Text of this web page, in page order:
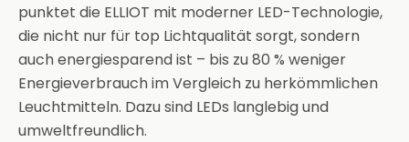
punktet die ELLIOT mit moderner LED-Technologie,
die nicht nur für top Lichtqualität sorgt, sondern
auch energiesparend ist – bis zu 80 % weniger
Energieverbrauch im Vergleich zu herkömmlichen
Leuchtmitteln. Dazu sind LEDs langlebig und
umweltfreundlich.